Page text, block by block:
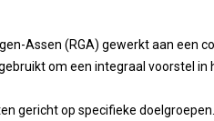
Assen (RGA) gewerkt aan een
om een integraal voorstel in
gericht op specifieke doelgroepen.